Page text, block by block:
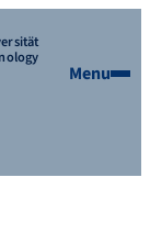
Menu